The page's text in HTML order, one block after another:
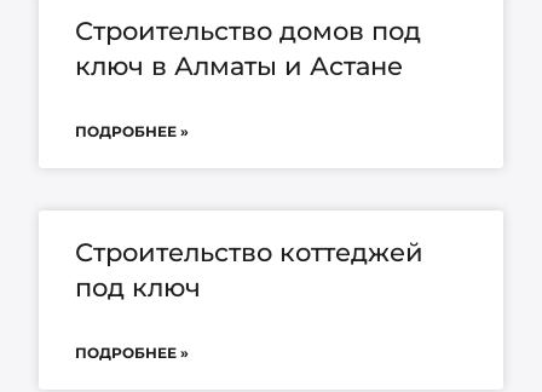
Строительство домов под
ключ в Алматы и Астане
ПОДРОБНЕЕ »
Строительство коттеджей
под ключ
ПОДРОБНЕЕ »